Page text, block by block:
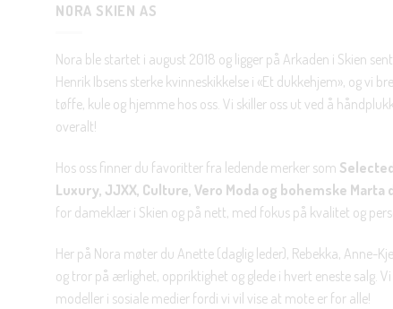
NORA SKIEN AS
Nora ble startet i august 2018 og ligger på Arkaden i Skien
Henrik Ibsens sterke kvinneskikkelse i «Et dukkehjem», og vi
tøffe, kule og hjemme hos oss. Vi skiller oss ut ved å
overalt!
Hos oss finner du favoritter fra ledende merker som
Luxury, JJXX, Culture, Vero Moda og bohemske Marta
for dameklær i Skien og på nett, med fokus på kvalitet og
Her på Nora møter du Anette (daglig leder), Rebekka, Anne-
og tror på ærlighet, oppriktighet og glede i hvert eneste salg.
modeller i sosiale medier fordi vi vil vise at mote er for alle!